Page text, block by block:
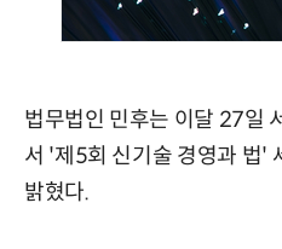
법무법인 민후는 이달 27일
서 '제5회 신기술 경영과 법'
밝혔다.